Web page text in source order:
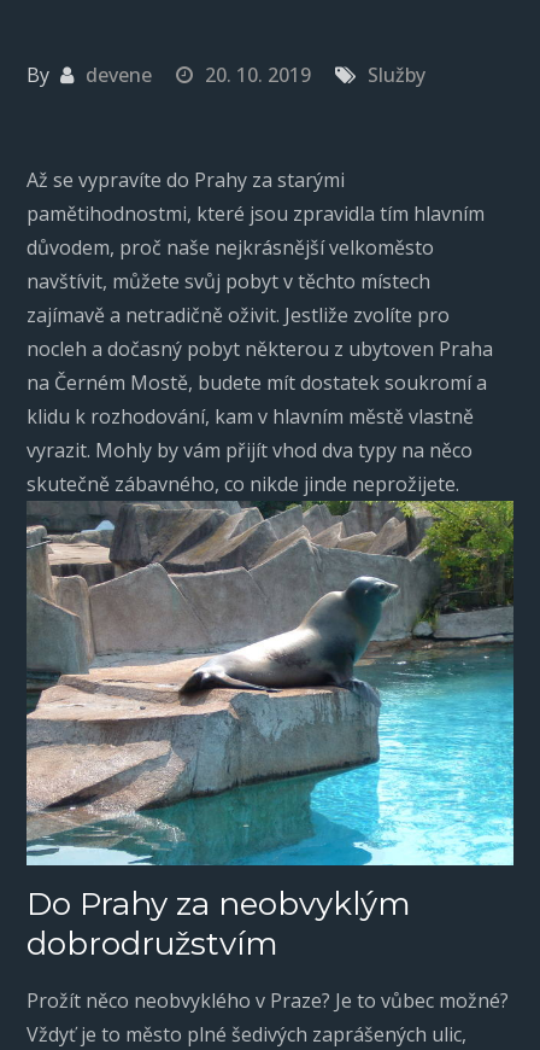
By devene 20. 10. 2019 Služby
Až se vypravíte do Prahy za starými
pamětihodnostmi, které jsou zpravidla tím hlavním
důvodem, proč naše nejkrásnější velkoměsto
navštívit, můžete svůj pobyt v těchto místech
zajímavě a netradičně oživit. Jestliže zvolíte pro
nocleh a dočasný pobyt některou z ubytoven Praha
na Černém Mostě, budete mít dostatek soukromí a
klidu k rozhodování, kam v hlavním městě vlastně
vyrazit. Mohly by vám přijít vhod dva typy na něco
skutečně zábavného, co nikde jinde neprožijete.
Do Prahy za neobvyklým
dobrodružstvím
Prožít něco neobvyklého v Praze? Je to vůbec možné?
Vždyť je to město plné šedivých zaprášených ulic,